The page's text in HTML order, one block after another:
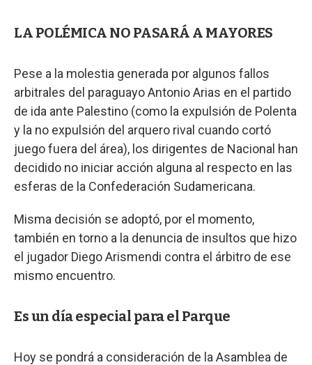
LA POLÉMICA NO PASARÁ A MAYORES
Pese a la molestia generada por algunos fallos
arbitrales del paraguayo Antonio Arias en el partido
de ida ante Palestino (como la expulsión de Polenta
y la no expulsión del arquero rival cuando cortó
juego fuera del área), los dirigentes de Nacional han
decidido no iniciar acción alguna al respecto en las
esferas de la Confederación Sudamericana.
Misma decisión se adoptó, por el momento,
también en torno a la denuncia de insultos que hizo
el jugador Diego Arismendi contra el árbitro de ese
mismo encuentro.
Es un día especial para el Parque
Hoy se pondrá a consideración de la Asamblea de